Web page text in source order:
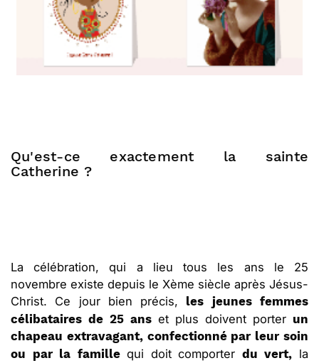
Qu'est-ce exactement la sainte
Catherine ?
La célébration, qui a lieu tous les ans le 25
novembre existe depuis le Xème siècle après Jésus-
Christ. Ce jour bien précis, les jeunes femmes
célibataires de 25 ans et plus doivent porter un
chapeau extravagant, confectionné par leur soin
ou par la famillequi doit comporter du vert, la